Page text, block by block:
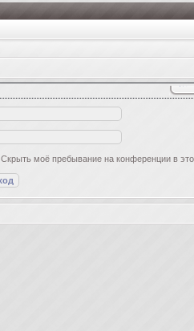
Скрыть моё пребывание на конференции в